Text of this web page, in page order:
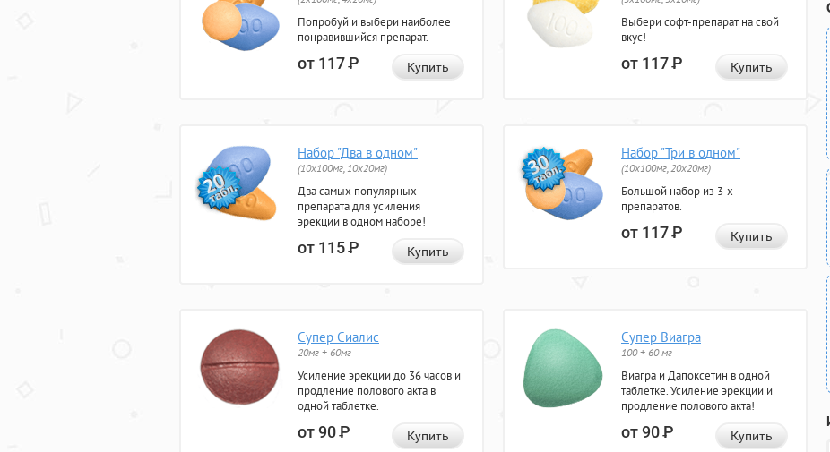
Попробуй и выбери наиболее
понравившийся препарат.
от 117Р Купить
Выбери софт-препарат на свой
вкус!
от 117Р Купить
Набор "Два в одном"
(10x100мг, 10x20мг)
Два самых популярных
препарата для усиления
эрекции в одном наборе!
от 115Р Купить
Набор "Три в одном"
(10x100мг, 20x20мг)
Большой набор из 3-х
препаратов.
от 117Р Купить
Супер Сиалис
20мг + 60мг
Усиление эрекции до 36 часов и
продление полового акта в
одной таблетке.
от 90Р Купить
Супер Виагра
100 + 60 мг
Виагра и Дапоксетин в одной
таблетке. Усиление эрекции и
продление полового акта!
от 90Р Купить